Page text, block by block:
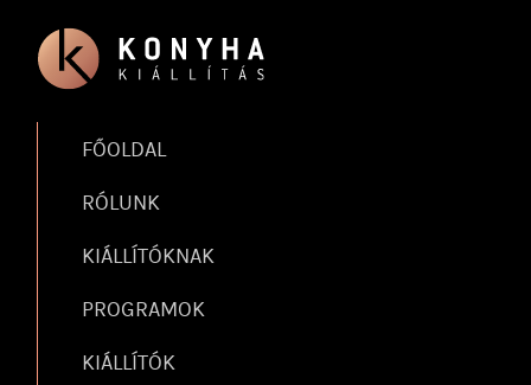
FŐOLDAL
RÓLUNK
KIÁLLÍTÓKNAK
PROGRAMOK
KIÁLLÍTÓK